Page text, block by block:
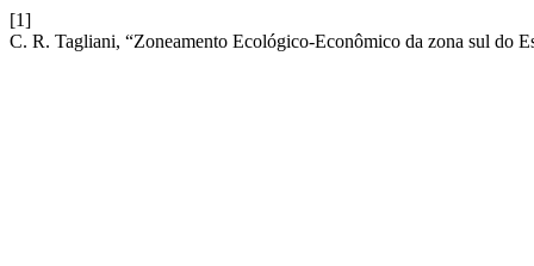
[1]
C. R. Tagliani, “Zoneamento Ecológico-Econômico da zona sul do